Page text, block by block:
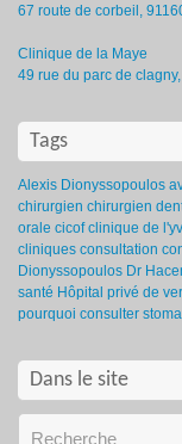
67 route de corbeil,
Clinique de la Maye
49 rue du parc de
Tags
Alexis Dionyssopoulos
chirurgien chirurgien
orale cicof clinique de
cliniques consultation
Dionyssopoulos Dr
santé Hôpital privé de
pourquoi consulter
Dans le site